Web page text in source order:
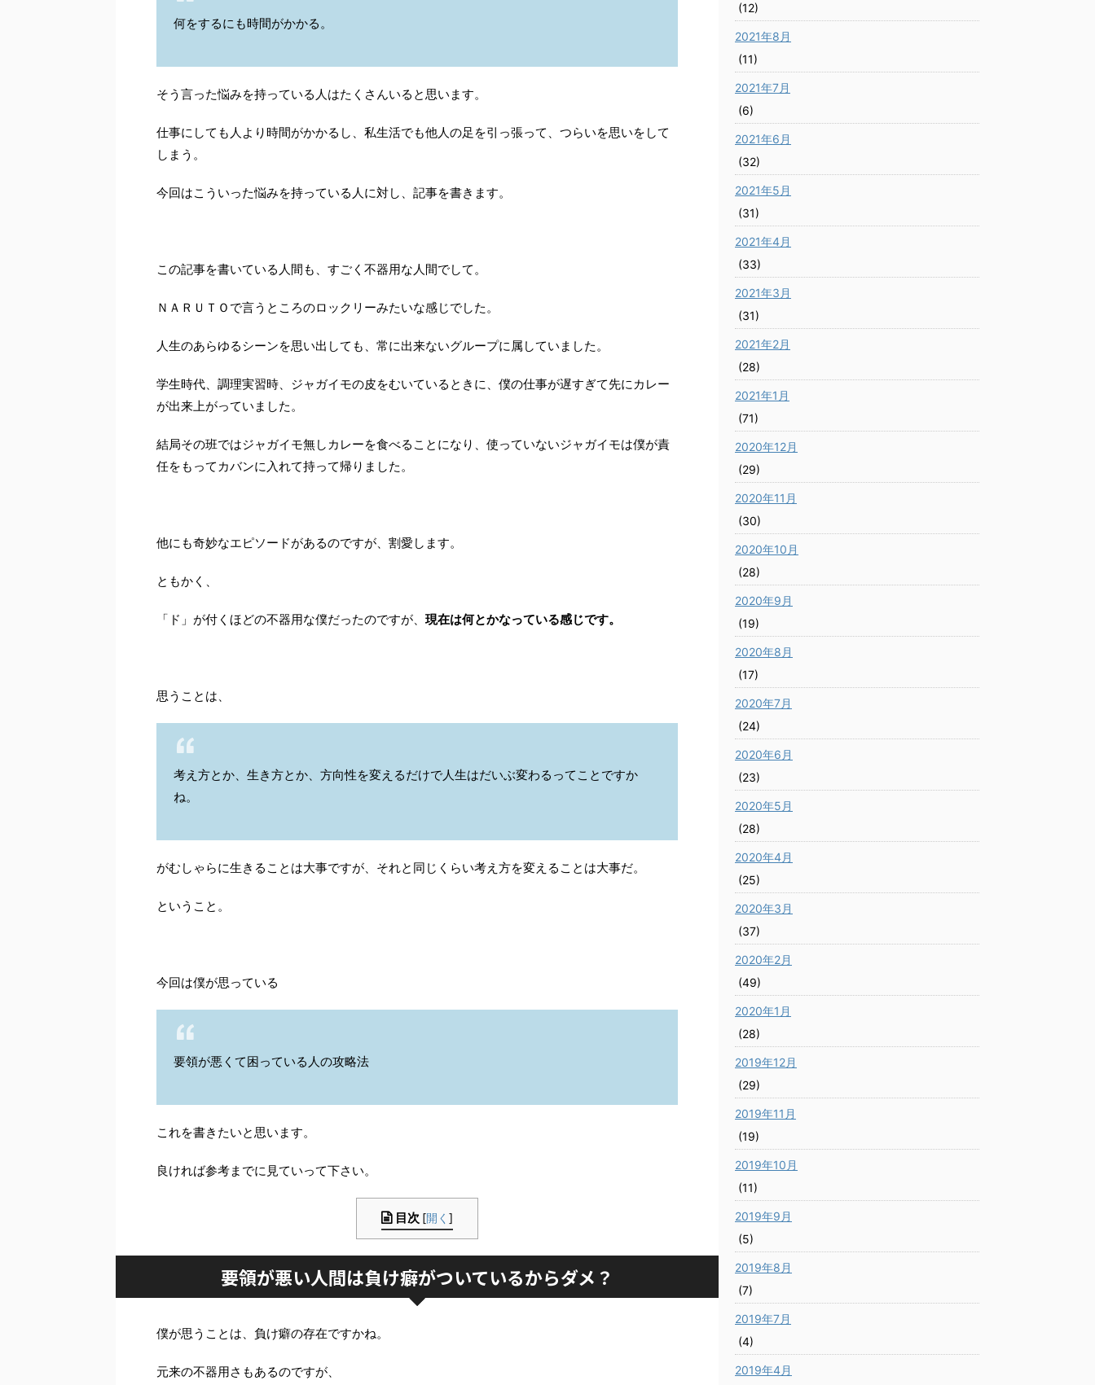
何をするにも時間がかかる。
そう言った悩みを持っている人はたくさんいると思います。
仕事にしても人より時間がかかるし、私生活でも他人の足を引っ張って、つらいを思いをして
しまう。
今回はこういった悩みを持っている人に対し、記事を書きます。
この記事を書いている人間も、すごく不器用な人間でして。
ＮＡＲＵＴＯで言うところのロックリーみたいな感じでした。
人生のあらゆるシーンを思い出しても、常に出来ないグループに属していました。
学生時代、調理実習時、ジャガイモの皮をむいているときに、僕の仕事が遅すぎて先にカレー
が出来上がっていました。
結局その班ではジャガイモ無しカレーを食べることになり、使っていないジャガイモは僕が責
任をもってカバンに入れて持って帰りました。
他にも奇妙なエピソードがあるのですが、割愛します。
ともかく、
「ド」が付くほどの不器用な僕だったのですが、 現在は何とかなっている感じです。
思うことは、
考え方とか、生き方とか、方向性を変えるだけで人生はだいぶ変わるってことですか
ね。
がむしゃらに生きることは大事ですが、それと同じくらい考え方を変えることは大事だ。
ということ。
今回は僕が思っている
要領が悪くて困っている人の攻略法
これを書きたいと思います。
良ければ参考までに見ていって下さい。
目次 [開く ]
要領が悪い人間は負け癖がついているからダメ？
僕が思うことは、負け癖の存在ですかね。
元来の不器用さもあるのですが、
(12)
2021年8月
(11)
2021年7月
(6)
2021年6月
(32)
2021年5月
(31)
2021年4月
(33)
2021年3月
(31)
2021年2月
(28)
2021年1月
(71)
2020年12月
(29)
2020年11月
(30)
2020年10月
(28)
2020年9月
(19)
2020年8月
(17)
2020年7月
(24)
2020年6月
(23)
2020年5月
(28)
2020年4月
(25)
2020年3月
(37)
2020年2月
(49)
2020年1月
(28)
2019年12月
(29)
2019年11月
(19)
2019年10月
(11)
2019年9月
(5)
2019年8月
(7)
2019年7月
(4)
2019年4月